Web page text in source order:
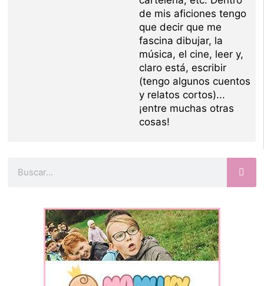
de mis aficiones tengo
que decir que me
fascina dibujar, la
música, el cine, leer y,
claro está, escribir
(tengo algunos cuentos
y relatos cortos)...
¡entre muchas otras
cosas!